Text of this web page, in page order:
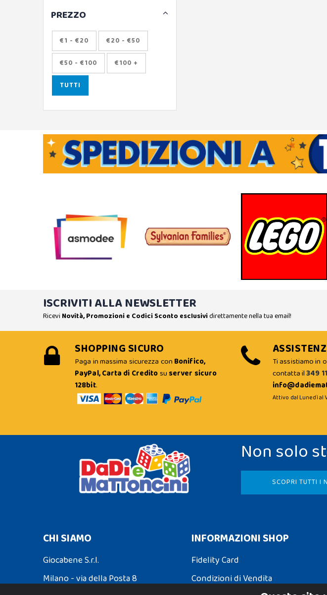
PREZZO
€1 - €20 €20 - €50
€50 - €100 €100 +
TUTTI
ISCRIVITI ALLA NEWSLETTER
Ricevi Novità, Promozioni e Codici Sconto esclusividirettamente nella tua email!
SHOPPING SICURO
Paga in massima sicurezza con Bonifico,
PayPal, Carta di Creditosu server sicuro
128bit.
Ti assistiamo in
contatta il349
Attivo dal Lunedì al
Non solo
SCOPRI TUTTI I
CHI SIAMO
Giocabene S.r.l.
Milano - via della Posta 8
INFORMAZIONI SHOP
Fidelity Card
Condizioni di Vendita